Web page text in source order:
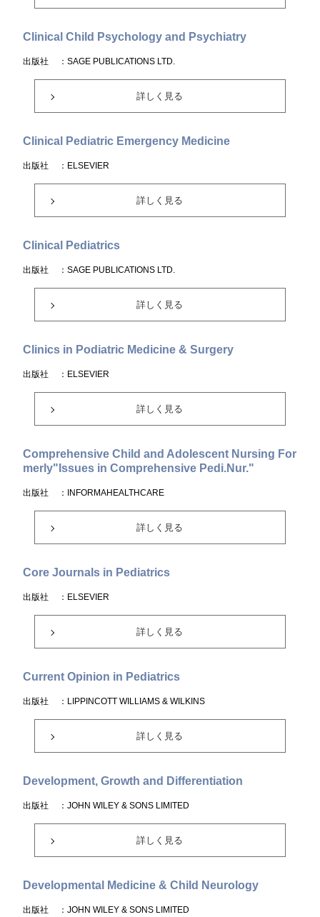
Clinical Child Psychology and Psychiatry
出版社 ：SAGE PUBLICATIONS LTD.
詳しく見る
Clinical Pediatric Emergency Medicine
出版社 ：ELSEVIER
詳しく見る
Clinical Pediatrics
出版社 ：SAGE PUBLICATIONS LTD.
詳しく見る
Clinics in Podiatric Medicine & Surgery
出版社 ：ELSEVIER
詳しく見る
Comprehensive Child and Adolescent Nursing For
merly"Issues in Comprehensive Pedi.Nur."
出版社 ：INFORMAHEALTHCARE
詳しく見る
Core Journals in Pediatrics
出版社 ：ELSEVIER
詳しく見る
Current Opinion in Pediatrics
出版社 ：LIPPINCOTT WILLIAMS & WILKINS
詳しく見る
Development, Growth and Differentiation
出版社 ：JOHN WILEY & SONS LIMITED
詳しく見る
Developmental Medicine & Child Neurology
出版社 ：JOHN WILEY & SONS LIMITED